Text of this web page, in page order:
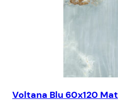
Voltana Blu 60x120 Mat